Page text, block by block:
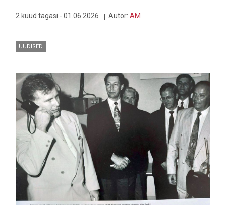
2 kuud tagasi - 01.06.2026 Autor: AM
UUDISED
Pilt